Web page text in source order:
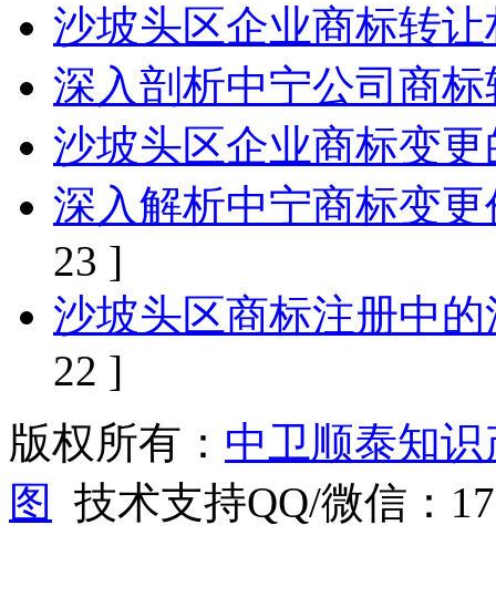
沙坡头区企业商标转
深入剖析中宁公司商
沙坡头区企业商标变
深入解析中宁商标变
23 ]
沙坡头区商标注册中
22 ]
版权所有： 中卫顺泰知
图
技术支持QQ/微信：